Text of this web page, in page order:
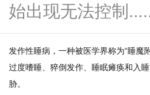
始出现无法控制
发作性睡病，一种被医学界称为“睡魔
过度嗜睡、猝倒发作、睡眠瘫痪和入
胁。